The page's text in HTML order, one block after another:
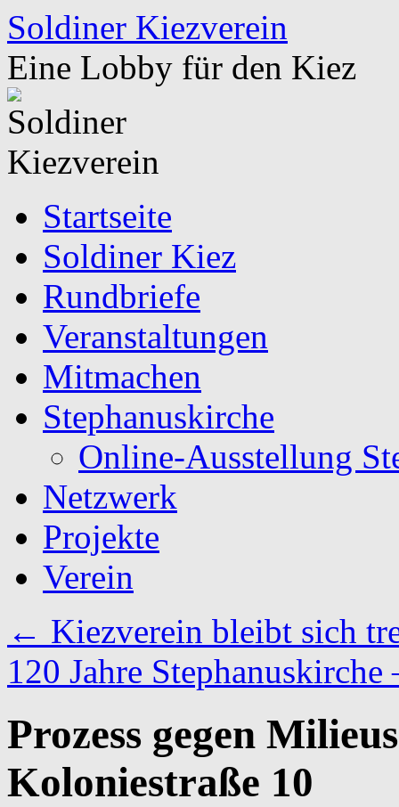
Zum
Inhalt
springen
Soldiner Kiezverein
Eine Lobby für den Kiez
Startseite
Soldiner Kiez
Rundbriefe
Veranstaltungen
Mitmachen
Stephanuskirche
Online-Ausstellung
Netzwerk
Projekte
Verein
← Kiezverein bleibt sich
120 Jahre
Prozess gegen
Koloniestraße 10